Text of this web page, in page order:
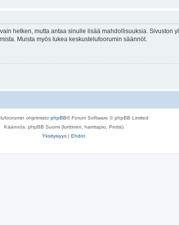
hetken, mutta antaa sinulle lisää mahdollisuuksia. Sivuston
Muista myös lukea keskustelufoorumin säännöt.
ohjelmisto phpBB® Forum Software © phpBB Limited
Käännös: phpBB Suomi (lurttinen, harritapio, Pettis)
Yksityisyys | Ehdot